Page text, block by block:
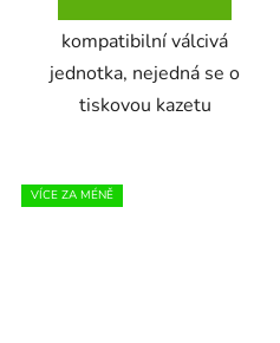
kompatibilní válcivá
jednotka, nejedná se o
tiskovou kazetu
VÍCE ZA MÉNĚ